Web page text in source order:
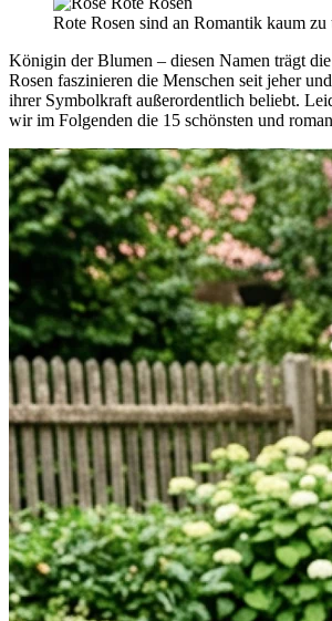
Rote Rosen sind an Romantik kaum
Königin der Blumen – diesen Namen trägt die
Rosen faszinieren die Menschen seit jeher
ihrer Symbolkraft außerordentlich beliebt.
wir im Folgenden die 15 schönsten und